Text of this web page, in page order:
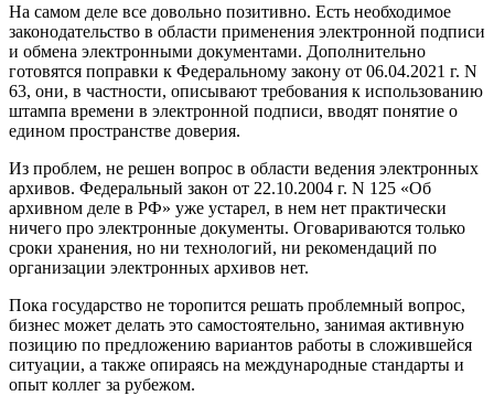
На самом деле все довольно позитивно. Есть необходимое
законодательство в области применения электронной подписи
и обмена электронными документами. Дополнительно
готовятся поправки к Федеральному закону от 06.04.2021 г. N
63, они, в частности, описывают требования к использованию
штампа времени в электронной подписи, вводят понятие о
едином пространстве доверия.
Из проблем, не решен вопрос в области ведения электронных
архивов. Федеральный закон от 22.10.2004 г. N 125 «Об
архивном деле в РФ» уже устарел, в нем нет практически
ничего про электронные документы. Оговариваются только
сроки хранения, но ни технологий, ни рекомендаций по
организации электронных архивов нет.
Пока государство не торопится решать проблемный вопрос,
бизнес может делать это самостоятельно, занимая активную
позицию по предложению вариантов работы в сложившейся
ситуации, а также опираясь на международные стандарты и
опыт коллег за рубежом.